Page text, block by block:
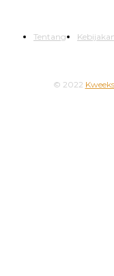
© 2022
Tentang